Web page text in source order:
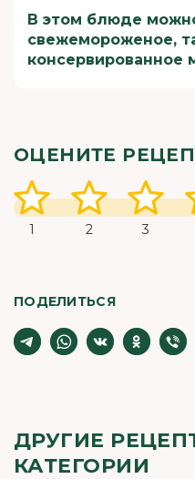
В этом блюде
свежемороженое,
консервированное
ОЦЕНИТЕ
1 2 3
ПОДЕЛИТЬСЯ
ДРУГИЕ
КАТЕГОРИИ